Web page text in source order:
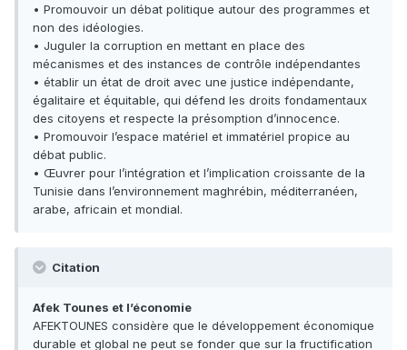
• Promouvoir un débat politique autour des programmes et
non des idéologies.
• Juguler la corruption en mettant en place des
mécanismes et des instances de contrôle indépendantes
• établir un état de droit avec une justice indépendante,
égalitaire et équitable, qui défend les droits fondamentaux
des citoyens et respecte la présomption d’innocence.
• Promouvoir l’espace matériel et immatériel propice au
débat public.
• Œuvrer pour l’intégration et l’implication croissante de la
Tunisie dans l’environnement maghrébin, méditerranéen,
arabe, africain et mondial.
Citation
Afek Tounes et l’économie
AFEKTOUNES considère que le développement économique
durable et global ne peut se fonder que sur la fructification